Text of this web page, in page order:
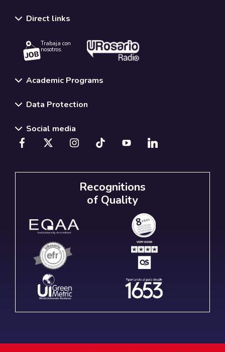
Direct links
Trabaja con
nosotros.
Academic Programs
Data Protection
Social media
Recognitions
of Quality